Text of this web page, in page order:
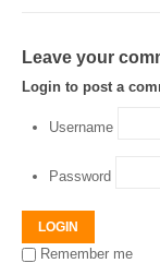
Leave your
Login to post a
Username
Password
LOGIN
Remember me